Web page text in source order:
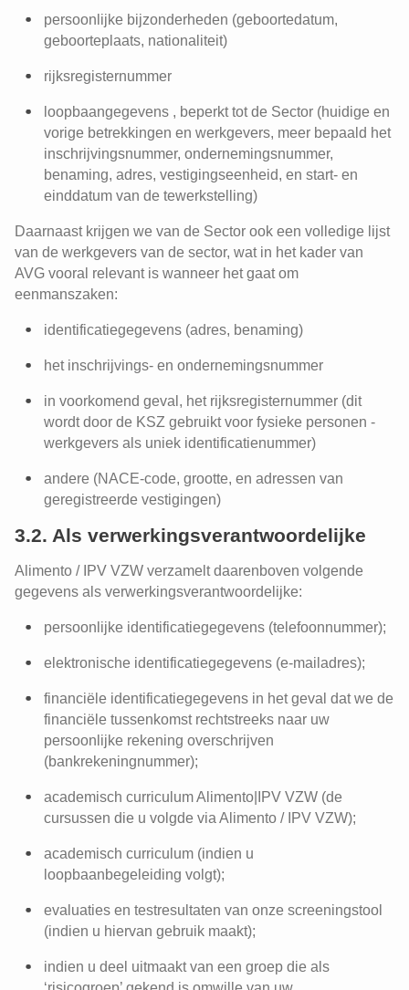
persoonlijke bijzonderheden (geboortedatum,
geboorteplaats, nationaliteit)
rijksregisternummer
loopbaangegevens , beperkt tot de Sector (huidige en
vorige betrekkingen en werkgevers, meer bepaald het
inschrijvingsnummer, ondernemingsnummer,
benaming, adres, vestigingseenheid, en start- en
einddatum van de tewerkstelling)
Daarnaast krijgen we van de Sector ook een volledige lijst
van de werkgevers van de sector, wat in het kader van
AVG vooral relevant is wanneer het gaat om
eenmanszaken:
identificatiegegevens (adres, benaming)
het inschrijvings- en ondernemingsnummer
in voorkomend geval, het rijksregisternummer (dit
wordt door de KSZ gebruikt voor fysieke personen -
werkgevers als uniek identificatienummer)
andere (NACE-code, grootte, en adressen van
geregistreerde vestigingen)
3.2. Als verwerkingsverantwoordelijke
Alimento / IPV VZW verzamelt daarenboven volgende
gegevens als verwerkingsverantwoordelijke:
persoonlijke identificatiegegevens (telefoonnummer);
elektronische identificatiegegevens (e-mailadres);
financiële identificatiegegevens in het geval dat we de
financiële tussenkomst rechtstreeks naar uw
persoonlijke rekening overschrijven
(bankrekeningnummer);
academisch curriculum Alimento|IPV VZW (de
cursussen die u volgde via Alimento / IPV VZW);
academisch curriculum (indien u
loopbaanbegeleiding volgt);
evaluaties en testresultaten van onze screeningstool
(indien u hiervan gebruik maakt);
indien u deel uitmaakt van een groep die als